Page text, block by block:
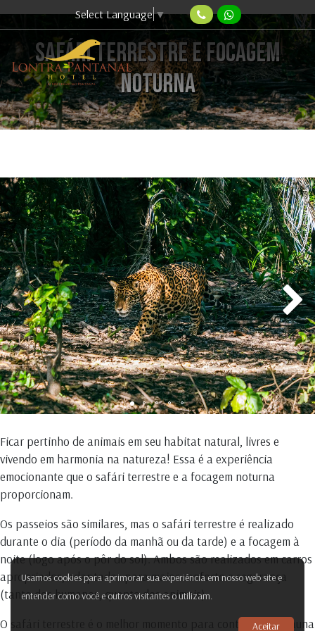
Select Language▼
SAFÁRI TERRESTRE E FOCAGEM
NOTURNA
Ficar pertinho de animais em seu habitat natural, livres e
vivendo em harmonia na natureza! Essa é a experiência
emocionante que o safári terrestre e a focagem noturna
proporcionam.
Os passeios são similares, mas o safári terrestre é realizado
durante o dia (período da manhã ou da tarde) e a focagem à
noite (logo após o pôr do sol). Ambos são realizados em carros
apropriados, adaptados para maior conforto e segurança
(tanto dos humanos, quanto dos animais).
O safári terrestre é o melhor momento para contemplar a fauna
Usamos cookies para aprimorar sua experiência em nosso web site e
entender como você e outros visitantes o utilizam.
Aceitar